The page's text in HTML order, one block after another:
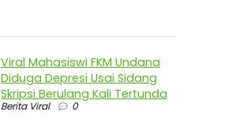
Viral Mahasiswi FKM Undana
Diduga Depresi Usai Sidang
Skripsi Berulang Kali Tertunda
Berita Viral 0